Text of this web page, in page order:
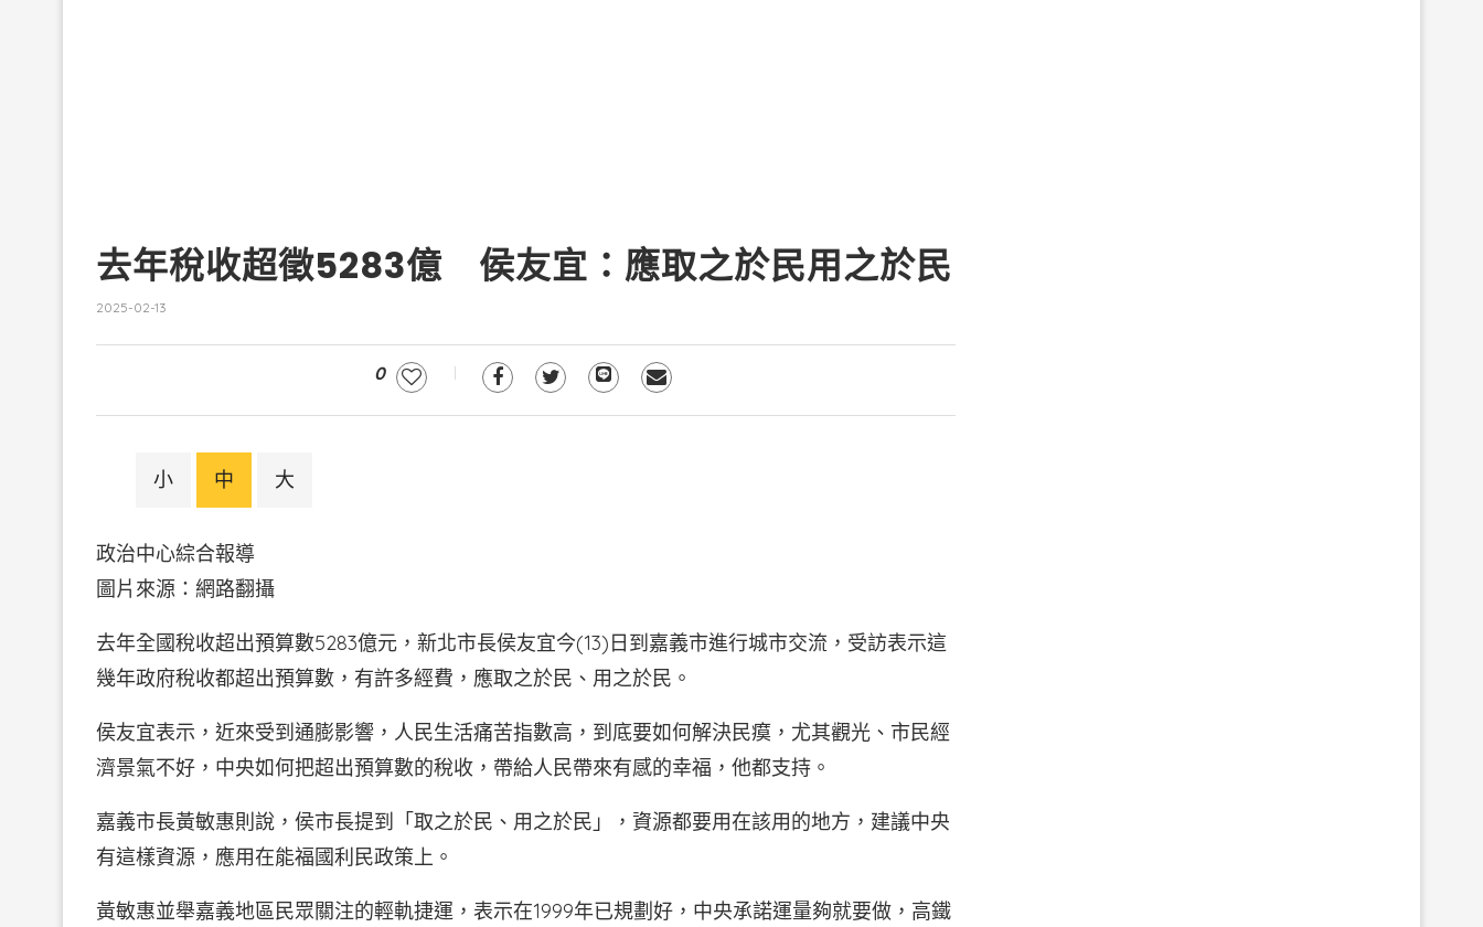
去年稅收超徵5283億 侯友宜：應取之於民用之於民
2025-02-13
0
小 中 大
政治中心綜合報導
圖片來源：網路翻攝
去年全國稅收超出預算數5283億元，新北市長侯友宜今(13)日到嘉義市進行城市交流，受訪表示這
幾年政府稅收都超出預算數，有許多經費，應取之於民、用之於民。
侯友宜表示，近來受到通膨影響，人民生活痛苦指數高，到底要如何解決民瘼，尤其觀光、市民經
濟景氣不好，中央如何把超出預算數的稅收，帶給人民帶來有感的幸福，他都支持。
嘉義市長黃敏惠則說，侯市長提到「取之於民、用之於民」，資源都要用在該用的地方，建議中央
有這樣資源，應用在能福國利民政策上。
黃敏惠並舉嘉義地區民眾關注的輕軌捷運，表示在1999年已規劃好，中央承諾運量夠就要做，高鐵